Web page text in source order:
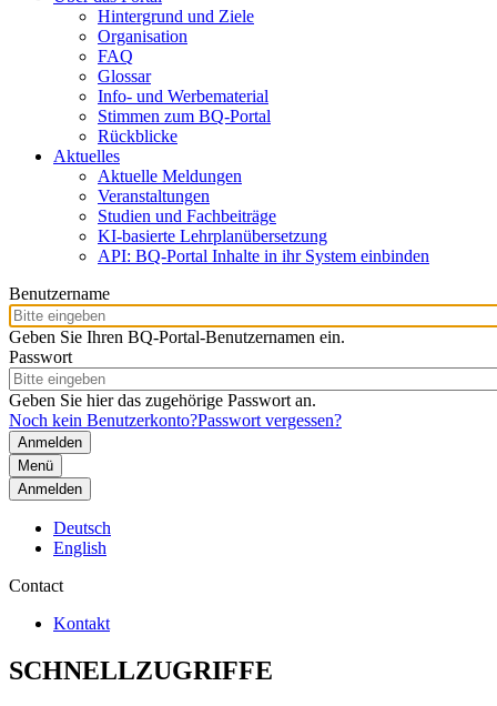
Hintergrund und Ziele
Organisation
FAQ
Glossar
Info- und Werbematerial
Stimmen zum BQ-Portal
Rückblicke
Aktuelles
Aktuelle Meldungen
Veranstaltungen
Studien und Fachbeiträge
KI-basierte Lehrplanübersetzung
API: BQ-Portal Inhalte in ihr System einbinden
Benutzername
Geben Sie Ihren BQ-Portal-Benutzernamen ein.
Passwort
Geben Sie hier das zugehörige Passwort an.
Noch kein Benutzerkonto?Passwort vergessen?
Menü
Anmelden
Deutsch
English
Contact
Kontakt
SCHNELLZUGRIFFE